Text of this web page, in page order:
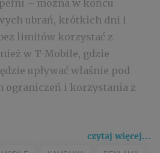
– można w końcu
ubrań, krótkich dni i
limitów korzystać z
w T-Mobile, gdzie
upływać właśnie pod
ograniczeń i korzystania z
czytaj więcej...